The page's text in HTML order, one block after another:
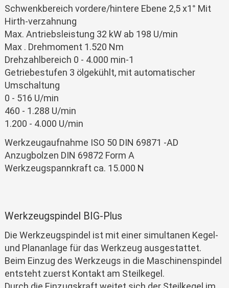
Schwenkbereich vordere/hintere Ebene 2,5 x1° Mit
Hirth-verzahnung
Max. Antriebsleistung 32 kW ab 198 U/min
Max . Drehmoment 1.520 Nm
Drehzahlbereich 0 - 4.000 min-1
Getriebestufen 3 ölgekühlt, mit automatischer
Umschaltung
0 - 516 U/min
460 - 1.288 U/min
1.200 - 4.000 U/min
Werkzeugaufnahme ISO 50 DIN 69871 -AD
Anzugbolzen DIN 69872 Form A
Werkzeugspannkraft ca. 15.000 N
Werkzeugspindel BIG-Plus
Die Werkzeugspindel ist mit einer simultanen Kegel-
und Plananlage für das Werkzeug ausgestattet.
Beim Einzug des Werkzeugs in die Maschinenspindel
entsteht zuerst Kontakt am Steilkegel.